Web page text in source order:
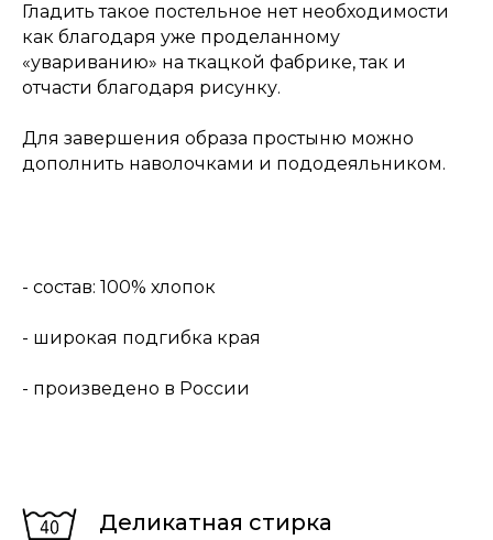
Гладить такое постельное нет необходимости
как благодаря уже проделанному
«увариванию» на ткацкой фабрике, так и
отчасти благодаря рисунку.
Для завершения образа простыню можно
дополнить наволочками и пододеяльником.
- состав: 100% хлопок
- широкая подгибка края
- произведено в России
Деликатная стирка